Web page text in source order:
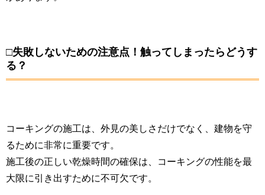
□失敗しないための注意点！触ってしまったらどうす
る？
コーキングの施工は、外見の美しさだけでなく、建物を守
るために非常に重要です。
施工後の正しい乾燥時間の確保は、コーキングの性能を最
大限に引き出すために不可欠です。